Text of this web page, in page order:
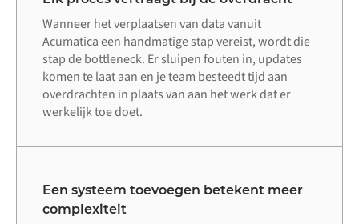
Wanneer het verplaatsen van data vanuit
Acumatica een handmatige stap vereist, wordt die
stap de bottleneck. Er sluipen fouten in, updates
komen te laat aan en je team besteedt tijd aan
overdrachten in plaats van aan het werk dat er
werkelijk toe doet.
Een systeem toevoegen betekent meer
complexiteit